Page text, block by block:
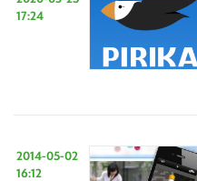
17:24
2014-05-02
16:12